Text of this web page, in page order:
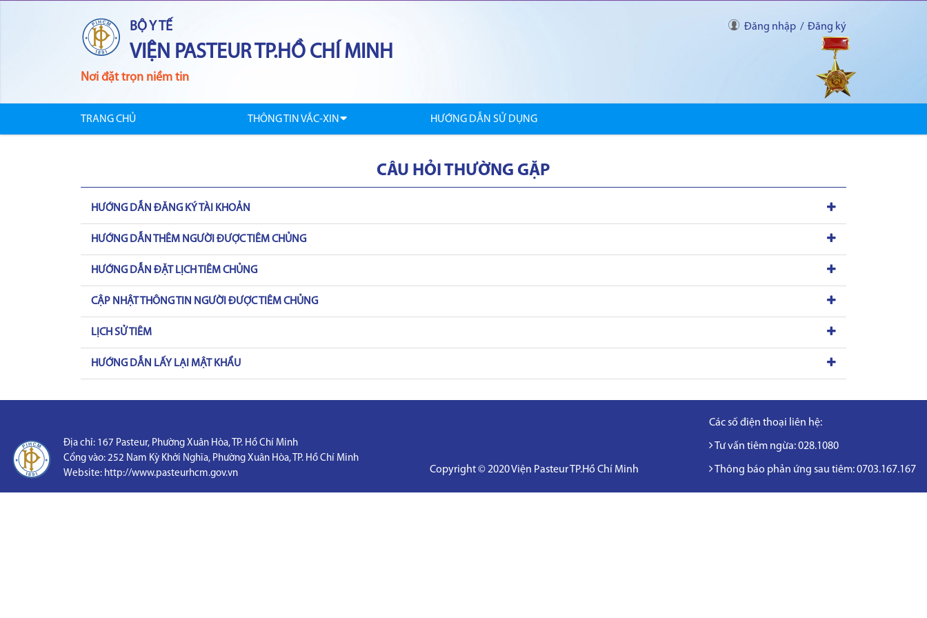
BỘ Y TẾ
VIỆN PASTEUR TP.HỒ CHÍ MINH
Nơi đặt trọn niềm tin
Đăng nhập / Đăng ký
TRANG CHỦ THÔNG TIN VẮC-XIN HƯỚNG DẪN SỬ DỤNG
CÂU HỎI THƯỜNG GẶP
HƯỚNG DẪN ĐĂNG KÝ TÀI KHOẢN
HƯỚNG DẪN THÊM NGƯỜI ĐƯỢC TIÊM CHỦNG
HƯỚNG DẪN ĐẶT LỊCH TIÊM CHỦNG
CẬP NHẬT THÔNG TIN NGƯỜI ĐƯỢC TIÊM CHỦNG
LỊCH SỬ TIÊM
HƯỚNG DẪN LẤY LẠI MẬT KHẨU
Địa chỉ: 167 Pasteur, Phường Xuân Hòa, TP. Hồ Chí Minh
Cổng vào: 252 Nam Kỳ Khởi Nghĩa, Phường Xuân Hòa, TP. Hồ Chí Minh
Website: http://www.pasteurhcm.gov.vn Copyright © 2020 Viện Pasteur TP.Hồ Chí Minh
Các số điện thoại liên hệ:
Tư vấn tiêm ngừa: 028.1080
Thông báo phản ứng sau tiêm: 0703.167.167